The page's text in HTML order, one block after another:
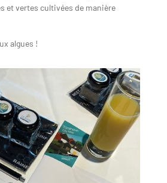
et vertes cultivées de manière
algues !